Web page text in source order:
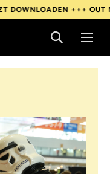
+++OUT NOW:
+++